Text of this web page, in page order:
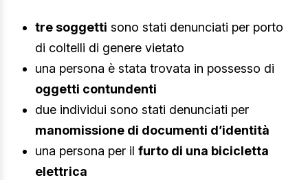
tre soggetti sono stati denunciati per porto
di coltelli di genere vietato
una persona è stata trovata in possesso di
oggetti contundenti
due individui sono stati denunciati per
manomissione di documenti d’identità
una persona per il furto di una bicicletta
elettrica